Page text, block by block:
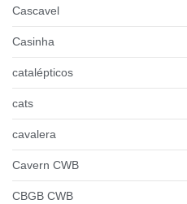
Cascavel
Casinha
catalépticos
cats
cavalera
Cavern CWB
CBGB CWB